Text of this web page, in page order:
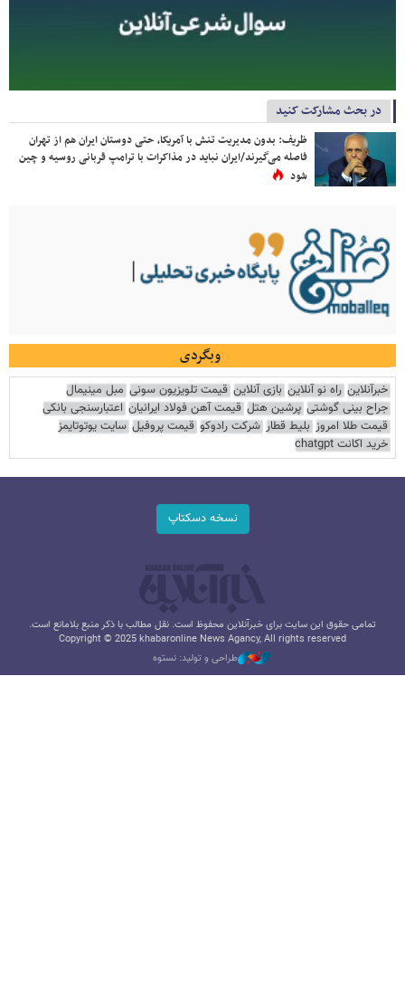
در بحث مشارکت کنید
ظریف: بدون مدیریت تنش با آمریکا، حتی دوستان ایران هم از تهران
فاصله می‌گیرند/ایران نباید در مذاکرات با ترامپ قربانی روسیه و چین
شود
وبگردی
خبرآنلاین راه نو آنلاین بازی آنلاین قیمت تلویزیون سونی مبل مینیمال
جراح بینی گوشتی پرشین هتل قیمت آهن فولاد ایرانیان اعتبارسنجی بانکی
قیمت طلا امروز بلیط قطار شرکت رادوکو قیمت پروفیل سایت یوتوتایمز
خرید اکانت chatgpt
نسخه دسکتاپ
تمامی حقوق این سایت برای خبرآنلاین محفوظ است. نقل مطالب با ذکر منبع بلامانع است.
Copyright © 2025 khabaronline News Agancy, All rights reserved
طراحی و تولید: نستوه